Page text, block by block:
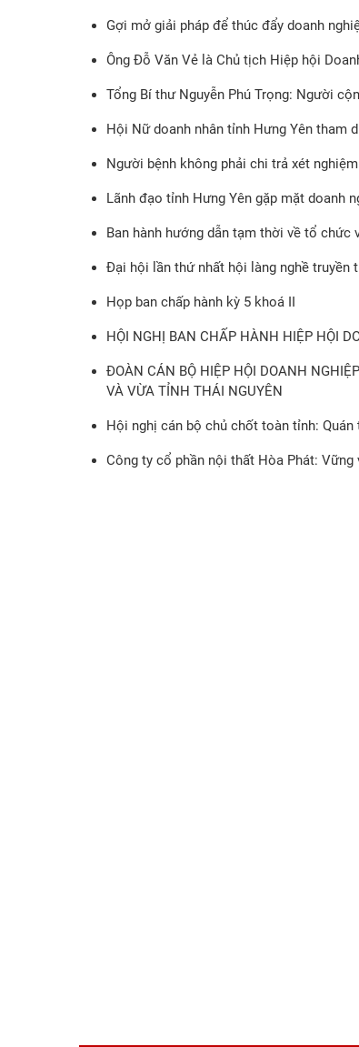
Gợi mở giải pháp để thúc đẩy doanh
Ông Đỗ Văn Vẻ là Chủ tịch Hiệp hội
Tổng Bí thư Nguyễn Phú Trọng: Người
Hội Nữ doanh nhân tỉnh Hưng Yên tham
Người bệnh không phải chi trả xét
Lãnh đạo tỉnh Hưng Yên gặp mặt doanh
Ban hành hướng dẫn tạm thời về tổ chức
Đại hội lần thứ nhất hội làng nghề truyền
Họp ban chấp hành kỳ 5 khoá II
HỘI NGHỊ BAN CHẤP HÀNH HIỆP HỘI
ĐOÀN CÁN BỘ HIỆP HỘI DOANH
VÀ VỪA TỈNH THÁI NGUYÊN
Hội nghị cán bộ chủ chốt toàn tỉnh:
Công ty cổ phần nội thất Hòa Phát: